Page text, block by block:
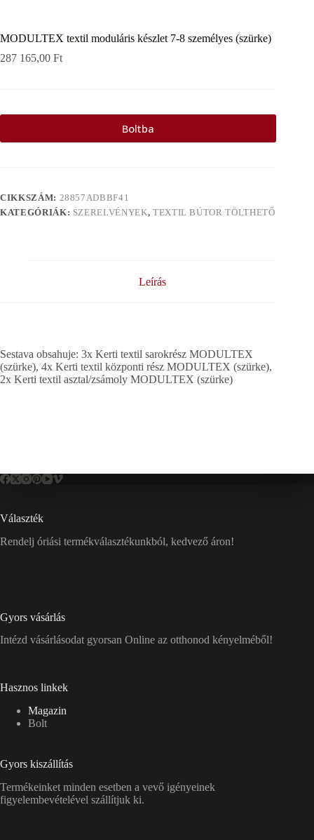
MODULTEX textil moduláris készlet 7-8 személyes (szürke)
287 165,00 Ft
Boltba
CIKKSZÁM: 28857ADBBF41
KATEGÓRIÁK: SZERELVÉNYEK, TEXTIL BÚTOR TÖLTHETŐ
Leírás
Sestava obsahuje: 3x Kerti textil sarokrész MODULTEX
(szürke), 4x Kerti textil központi rész MODULTEX (szürke),
2x Kerti textil asztal/zsámoly MODULTEX (szürke)
Választék
Rendelj óriási termékválasztékunkból, kedvező áron!
Gyors vásárlás
Intézd vásárlásodat gyorsan Online az otthonod kényelméből!
Hasznos linkek
Magazin
Bolt
Gyors kiszállítás
Termékeinket minden esetben a vevő igényeinek
figyelembevételével szállítjuk ki.